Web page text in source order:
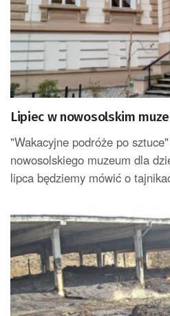
Lipiec w nowosolskim
"Wakacyjne podróże po
nowosolskiego muzeum dla
lipca będziemy mówić o